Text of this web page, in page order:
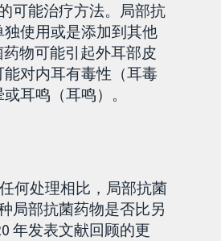
可能治疗方法。局部抗
使用或是添加到其他
物可能引起外耳部皮
对内耳有毒性（耳毒
耳鸣（耳鸣）。
何处理相比，局部抗菌
局部抗菌药物是否比另
年发表文献回顾的更